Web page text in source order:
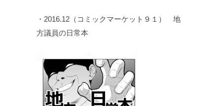
・2016.12（コミックマーケット９１） 地
方議員の日常本